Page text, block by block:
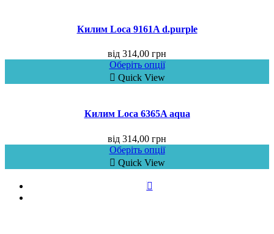
Килим Loca 9161A d.purple
від 314,00 грн
Оберіть опції
Quick View
Килим Loca 6365A aqua
від 314,00 грн
Оберіть опції
Quick View